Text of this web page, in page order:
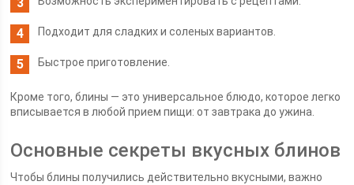
Подходит для сладких и соленых вариантов.
Быстрое приготовление.
Кроме того, блины — это универсальное блюдо, которое легко
вписывается в любой прием пищи: от завтрака до ужина.
Основные секреты вкусных блинов
Чтобы блины получились действительно вкусными, важно